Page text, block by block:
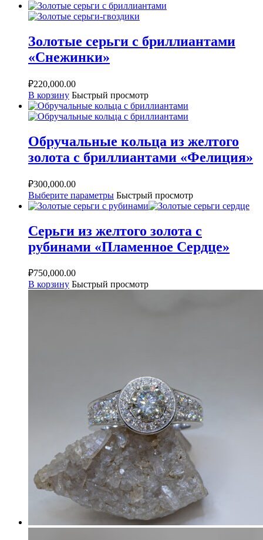
Золотые серьги с бриллиантами
«Снежинки»
₽220,000.00
В корзину Быстрый просмотр
Обручальные кольца из желтого
золота с бриллиантами «Фелиция»
₽300,000.00
Выберите параметры Быстрый просмотр
Серьги из желтого золота с
рубинами «Пламенное Сердце»
₽750,000.00
В корзину Быстрый просмотр